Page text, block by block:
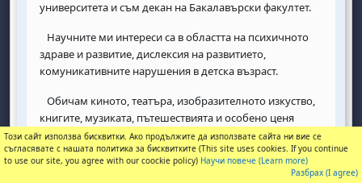
университета и съм декан на Бакалавърски факултет.
Научните ми интереси са в областта на психичното
здраве и развитие, дислексия на развитието,
комуникативните нарушения в детска възраст.
Обичам киното, театъра, изобразителното изкуство,
книгите, музиката, пътешествията и особено ценя
времето, прекарано в разговори с приятели.
Ако не сте студент в "Логопедия" или
Този сайт използва бисквитки. Ако продължите да използвате сайта ни вие се
съгласявате с нашата политика за бисквитките (This site uses cookies. If you continue
to use our site, you agree with our coockie policy) Научи повече (Learn more)
Разбрах (I agree)